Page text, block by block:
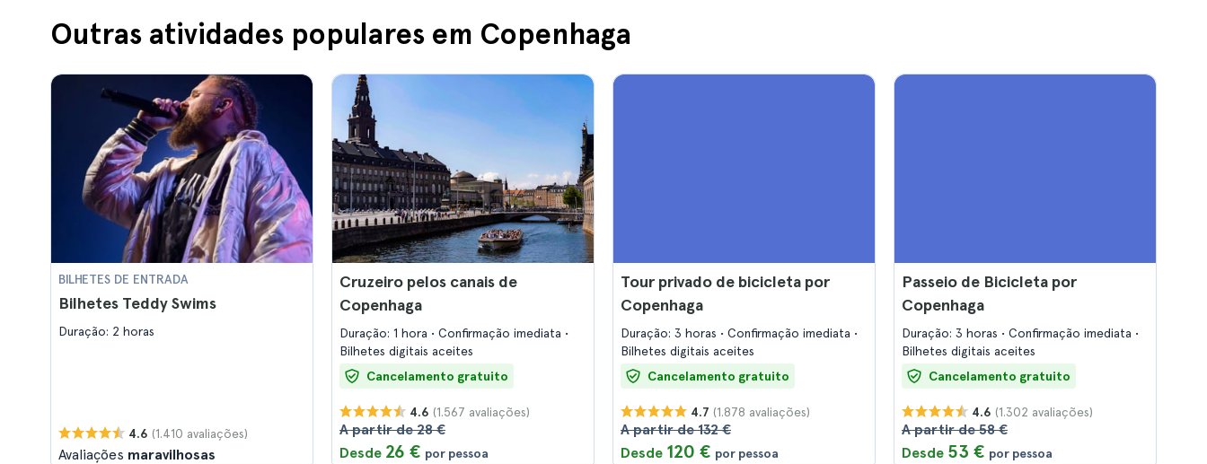
Outras atividades populares em Copenhaga
BILHETES DE ENTRADA
Bilhetes Teddy Swims
Duração: 2 horas
4.6 (1.410 avaliações)
Avaliações maravilhosas
Cruzeiro pelos canais de
Copenhaga
Duração: 1 hora
Confirmação imediata
Bilhetes digitais aceites
Cancelamento gratuito
4.6 (1.567 avaliações)
A partir de 28 €
Desde 26 € por pessoa
Tour privado de bicicleta por
Copenhaga
Duração: 3 horas
Confirmação imediata
Bilhetes digitais aceites
Cancelamento gratuito
4.7 (1.878 avaliações)
A partir de 132 €
Desde 120 € por pessoa
Passeio de Bicicleta por
Copenhaga
Duração: 3 horas
Confirmação imediata
Bilhetes digitais aceites
Cancelamento gratuito
4.6 (1.302 avaliações)
A partir de 58 €
Desde 53 € por pessoa